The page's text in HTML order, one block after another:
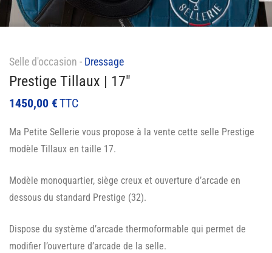
Selle d'occasion - Dressage
Prestige Tillaux | 17″
1450,00 €TTC
Ma Petite Sellerie vous propose à la vente cette selle Prestige
modèle Tillaux en taille 17.
Modèle monoquartier, siège creux et ouverture d’arcade en
dessous du standard Prestige (32).
Dispose du système d’arcade thermoformable qui permet de
modifier l’ouverture d’arcade de la selle.